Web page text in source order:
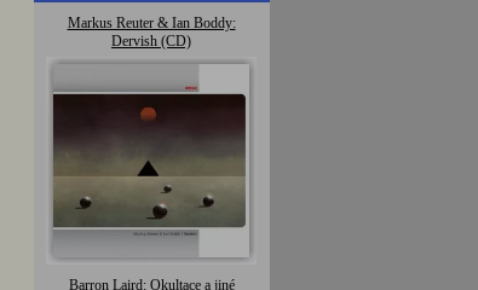
Markus Reuter & Ian Boddy:
Dervish (CD)
Barron Laird: Okultace a jiné